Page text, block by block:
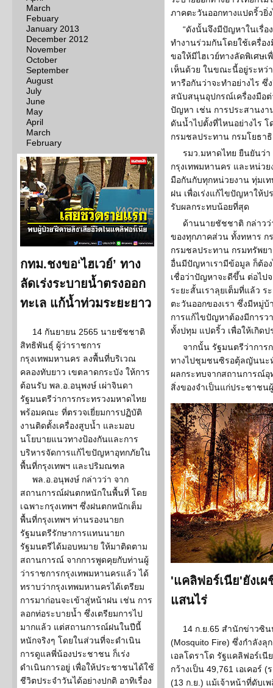
March
Febuary
January 2013
December 2012
November
October
September
August
July
June
May
April
March
February
กทม.ชงขอ‘ไฮเวย์’ ทาง
ลัดเร่งระบายน้ำตรงออก
ทะเล แก้น้ำท่วมระยะยาว
14 กันยายน 2565 นายชัชชาติ
สิทธิพันธุ์ ผู้ว่าราชการ
กรุงเทพมหานคร ลงพื้นที่บริเวณ
คลองทับยาว เขตลาดกระบัง ให้การ
ต้อนรับ พล.อ.อนุพงษ์ เผ่าจินดา
รัฐมนตรีว่าการกระทรวงมหาดไทย
พร้อมคณะ ที่ตรวจเยี่ยมการปฏิบัติ
งานติดตั้งเครื่องสูบน้ำ และมอบ
นโยบายแนวทางป้องกันและการ
บริหารจัดการแก้ไขปัญหาอุทกภัยใน
พื้นที่กรุงเทพฯ และปริมณฑล
พล.อ.อนุพงษ์ กล่าวว่า จาก
สถานการณ์ฝนตกหนักในพื้นที่ โดย
เฉพาะกรุงเทพฯ ซึ่งฝนตกหนักเต็ม
พื้นที่กรุงเทพฯ ท่านรองนายก
รัฐมนตรีรักษาการแทนนายก
รัฐมนตรีได้มอบหมาย ให้มาติดตาม
สถานการณ์ จากการพูดคุยกับท่านผู้
ว่าราชการกรุงเทพมหานครแล้ว ได้
ทราบว่ากรุงเทพมหานครได้เตรียม
การมาก่อนจะเข้าสู่หน้าฝน เช่น การ
ลอกท่อระบายน้ำ ซึ่งเตรียมการไป
มากแล้ว แต่สถานการณ์ฝนในปีนี้
หนักจริงๆ โดยในส่วนที่จะดำเนิน
การดูแลพี่น้องประชาชน ก็เร่ง
ดำเนินการอยู่ เพื่อให้ประชาชนได้ใช้
ชีวิตประจำวันได้อย่างปกติ อาทิเรื่อง
ภาคตะวันออกทางแปดริ้วยิ่
“ดังนั้นจึงมีปัญหาในเรื่อ
ทำงานร่วมกันโดยใช้เครื่อ
ขอให้มีไฮเวย์ทางลัดพิเศษเ
เห็นด้วย ในขณะนี้อยู่ระหว่
หารือกันว่าจะทำอย่างไร ซึ่
สนับสนุนอุปกรณ์เครื่องมือต่
ปัญหา เช่น การประสานงา
ดันน้ำไปตั้งที่ไหนอย่างไร
กรมชลประทาน กรมโยธาธิ
รมว.มหาดไทย ยืนยันว่
กรุงเทพมหานคร และหน่วย
มือกันกับทุกหน่วยงาน ทุ่มเ
ฝน เพื่อเร่งแก้ไขปัญหาให้
รับผลกระทบน้อยที่สุด
ด้านนายชัชชาติ กล่าวว่
ของทุกภาคส่วน ทั้งทหาร ก
กรมชลประทาน กรมทรัพย
อื่นมีปัญหาเรามีข้อมูล ก็ต้อง
เชื่อว่าปัญหาจะดีขึ้น ต่อไป
ระยะสั้นเราลุยเต็มที่แล้ว ร
ตะวันออกของเรา ซึ่งมีหมู่บ้
การแก้ไขปัญหาต้องมีการว
ทั้งปทุม แปดริ้ว เพื่อให้เกิด
จากนั้น รัฐมนตรีว่าการ
ทางไปชุมชนซิรอตุ้ลญันนะ
ผลกระทบจากสถานการณ์อุ
สิ่งของจำเป็นแก่ประชาช
'แคลิฟอร์เนีย'ยังเ
แสนไร่
14 ก.ย.65 สำนักข่าวซิ
(Mosquito Fire) ซึ่งกำลัง
เอลโดราโด รัฐแคลิฟอร์เ
กว้างเป็น 49,761 เอเคอร์
(13 ก.ย.) แม้เจ้าหน้าที่ดับเ